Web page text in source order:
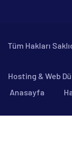
Tüm Hakları
Hosting & Web
Anasayfa